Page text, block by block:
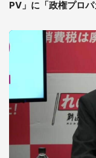
PV」に「政権プロ